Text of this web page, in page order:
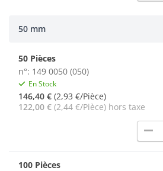
50 mm
50 Pièces
n°: 149 0050 (050)
En Stock
146,40 € (2,93 €/Pièce)
122,00 € (2,44 €/Pièce) hors taxe
remove
100 Pièces